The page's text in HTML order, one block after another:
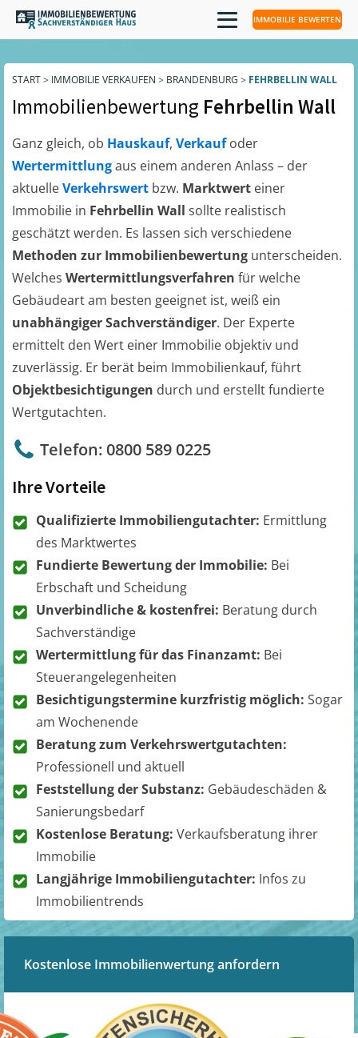
IMMOBILIE BEWERTEN
START> IMMOBILIE VERKAUFEN > BRANDENBURG > FEHRBELLIN WALL
Immobilienbewertung Fehrbellin Wall
Ganz gleich, ob Hauskauf, Verkaufoder
Wertermittlungaus einem anderen Anlass – der
aktuelleVerkehrswert bzw. Marktwert einer
Immobilie in Fehrbellin Wall sollte realistisch
geschätzt werden. Es lassen sich verschiedene
Methoden zur Immobilienbewertung unterscheiden.
Welches Wertermittlungsverfahren für welche
Gebäudeart am besten geeignet ist, weiß ein
unabhängiger Sachverständiger. Der Experte
ermittelt den Wert einer Immobilie objektiv und
zuverlässig. Er berät beim Immobilienkauf, führt
Objektbesichtigungen durch und erstellt fundierte
Wertgutachten.
Telefon: 0800 589 0225
Ihre Vorteile
Qualifizierte Immobiliengutachter: Ermittlung
des Marktwertes
Fundierte Bewertung der Immobilie: Bei
Erbschaft und Scheidung
Unverbindliche & kostenfrei: Beratung durch
Sachverständige
Wertermittlung für das Finanzamt: Bei
Steuerangelegenheiten
Besichtigungstermine kurzfristig möglich: Sogar
am Wochenende
Beratung zum Verkehrswertgutachten:
Professionell und aktuell
Feststellung der Substanz: Gebäudeschäden &
Sanierungsbedarf
Kostenlose Beratung: Verkaufsberatung ihrer
Immobilie
Langjährige Immobiliengutachter: Infos zu
Immobilientrends
Kostenlose Immobilienwertung anfordern